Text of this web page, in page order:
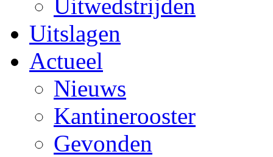
Uitwedstrijden
Uitslagen
Actueel
Nieuws
Kantinerooster
Gevonden